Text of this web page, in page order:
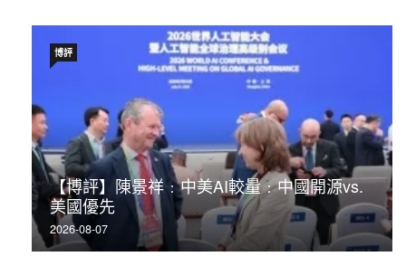
【博評】陳景祥﹕中美AI較量﹕中國開源vs.
美國優先
2026-08-07
博評